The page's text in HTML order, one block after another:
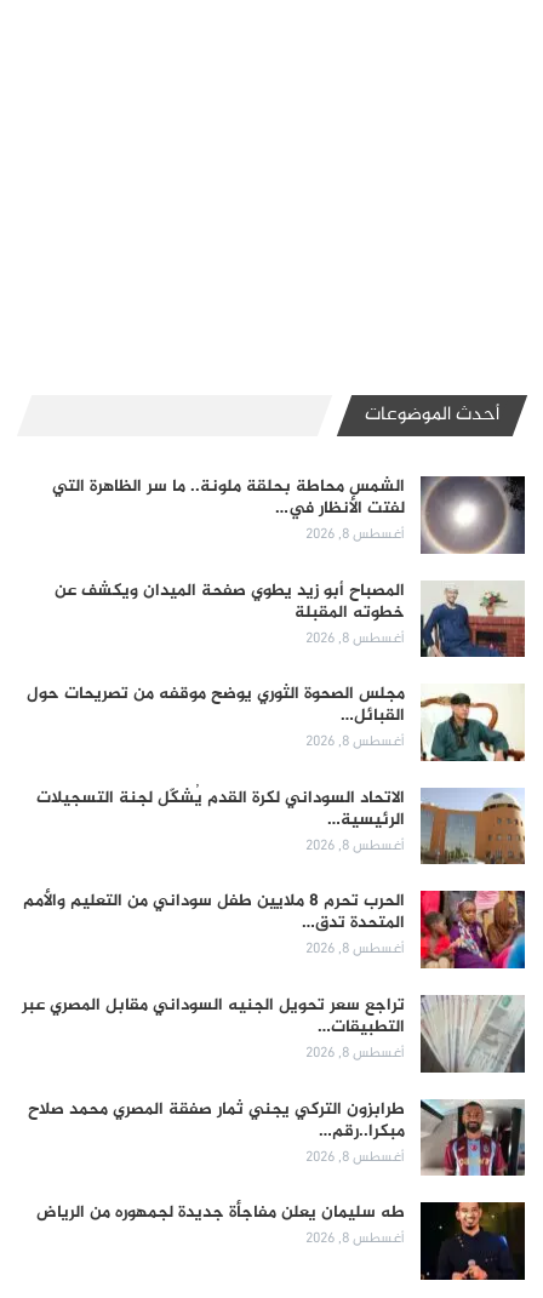
أحدث الموضوعات
الشمس محاطة بحلقة ملونة.. ما سر الظاهرة التي
لفتت الأنظار في…
أغسطس 8, 2026
المصباح أبو زيد يطوي صفحة الميدان ويكشف عن
خطوته المقبلة
أغسطس 8, 2026
مجلس الصحوة الثوري يوضح موقفه من تصريحات حول
القبائل…
أغسطس 8, 2026
الاتحاد السوداني لكرة القدم يُشكّل لجنة التسجيلات
الرئيسية…
أغسطس 8, 2026
الحرب تحرم 8 ملايين طفل سوداني من التعليم والأمم
المتحدة تدق…
أغسطس 8, 2026
تراجع سعر تحويل الجنيه السوداني مقابل المصري عبر
التطبيقات…
أغسطس 8, 2026
طرابزون التركي يجني ثمار صفقة المصري محمد صلاح
مبكرا..رقم…
أغسطس 8, 2026
طه سليمان يعلن مفاجأة جديدة لجمهوره من الرياض
أغسطس 8, 2026